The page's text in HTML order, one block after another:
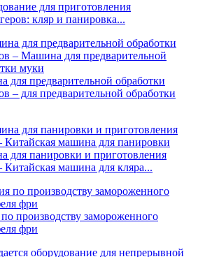
для приготовления
кляр и панировка...
для предварительной обработки
– для предварительной обработки
для панировки и приготовления
Китайская машина для кляра...
производству замороженного
фри